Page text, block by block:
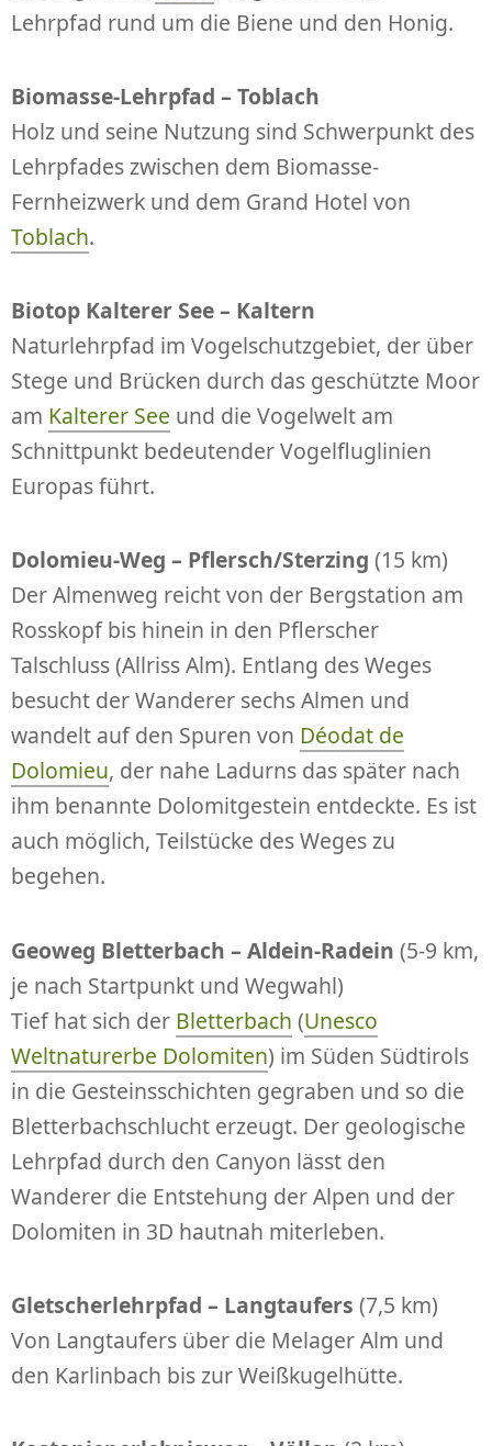
Lehrpfad rund um die Biene und den Honig.
Biomasse-Lehrpfad – Toblach
Holz und seine Nutzung sind Schwerpunkt des
Lehrpfades zwischen dem Biomasse-
Fernheizwerk und dem Grand Hotel von
Toblach.
Biotop Kalterer See – Kaltern
Naturlehrpfad im Vogelschutzgebiet, der über
Stege und Brücken durch das geschützte Moor
am Kalterer See und die Vogelwelt am
Schnittpunkt bedeutender Vogelfluglinien
Europas führt.
Dolomieu-Weg – Pflersch/Sterzing (15 km)
Der Almenweg reicht von der Bergstation am
Rosskopf bis hinein in den Pflerscher
Talschluss (Allriss Alm). Entlang des Weges
besucht der Wanderer sechs Almen und
wandelt auf den Spuren von Déodat de
Dolomieu, der nahe Ladurns das später nach
ihm benannte Dolomitgestein entdeckte. Es ist
auch möglich, Teilstücke des Weges zu
begehen.
Geoweg Bletterbach – Aldein-Radein (5-9 km,
je nach Startpunkt und Wegwahl)
Tief hat sich der Bletterbach (Unesco
Weltnaturerbe Dolomiten) im Süden Südtirols
in die Gesteinsschichten gegraben und so die
Bletterbachschlucht erzeugt. Der geologische
Lehrpfad durch den Canyon lässt den
Wanderer die Entstehung der Alpen und der
Dolomiten in 3D hautnah miterleben.
Gletscherlehrpfad – Langtaufers (7,5 km)
Von Langtaufers über die Melager Alm und
den Karlinbach bis zur Weißkugelhütte.